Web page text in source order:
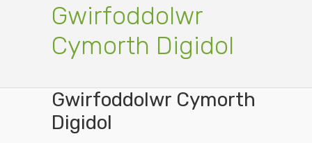
Gwirfoddolwr
Cymorth Digidol
Gwirfoddolwr Cymorth
Digidol